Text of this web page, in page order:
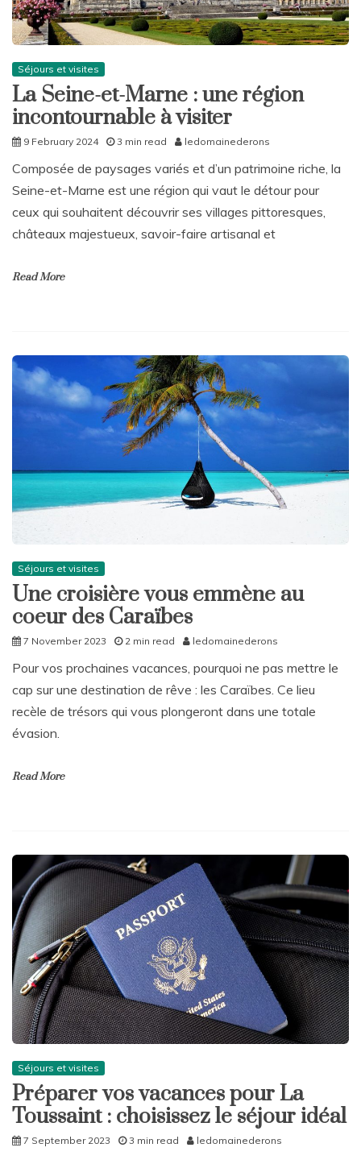
Séjours et visites
La Seine-et-Marne : une région
incontournable à visiter
9 February 2024 3 min read ledomainederons
Composée de paysages variés et d’un patrimoine riche, la
Seine-et-Marne est une région qui vaut le détour pour
ceux qui souhaitent découvrir ses villages pittoresques,
châteaux majestueux, savoir-faire artisanal et
Read More
Séjours et visites
Une croisière vous emmène au
coeur des Caraïbes
7 November 2023 2 min read ledomainederons
Pour vos prochaines vacances, pourquoi ne pas mettre le
cap sur une destination de rêve : les Caraïbes. Ce lieu
recèle de trésors qui vous plongeront dans une totale
évasion.
Read More
Séjours et visites
Préparer vos vacances pour La
Toussaint : choisissez le séjour idéal
7 September 2023 3 min read ledomainederons